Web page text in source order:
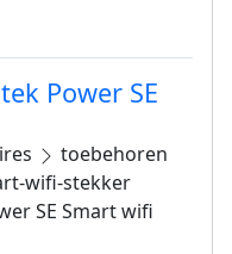
Power SE
toebehoren
wifi-stekker
SE Smart wifi